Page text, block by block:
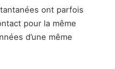
ont parfois
pour la même
d’une même